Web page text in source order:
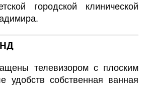
городской клинической
телевизором с плоским
удобств собственная ванная